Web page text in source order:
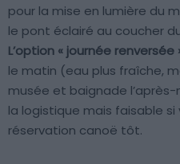
pour la mise en lumière du
le pont éclairé au coucher
L’option « journée
le matin (eau plus fraîche,
musée et baignade l’après-
la logistique mais faisable si
réservation canoë tôt.